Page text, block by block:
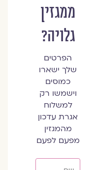
ממגזין
גלויה?
הפרטים
שלך ישארו
כמוסים
וישמשו רק
למשלוח
אגרת עדכון
מהמגזין
מפעם לפעם